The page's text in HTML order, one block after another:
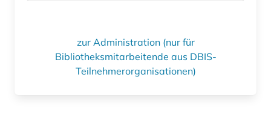
zur Administration (nur für
Bibliotheksmitarbeitende aus DBIS-
Teilnehmerorganisationen)